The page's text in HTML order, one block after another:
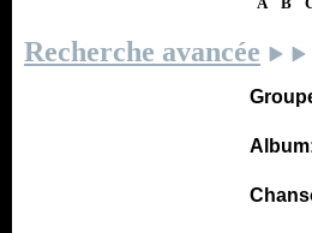
Recherche avancée